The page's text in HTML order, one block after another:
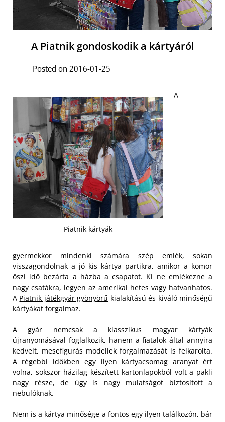
A Piatnik gondoskodik a kártyáról
Posted on 2016-01-25
Piatnik kártyák
A
gyermekkor mindenki számára szép emlék, sokan
visszagondolnak a jó kis kártya partikra, amikor a komor
őszi idő bezárta a házba a csapatot. Ki ne emlékezne a
nagy csatákra, legyen az amerikai hetes vagy hatvanhatos.
A Piatnik játékgyár gyönyörű kialakítású és kiváló minőségű
kártyákat forgalmaz.
A gyár nemcsak a klasszikus magyar kártyák
újranyomásával foglalkozik, hanem a fiatalok által annyira
kedvelt, mesefigurás modellek forgalmazását is felkarolta.
A régebbi időkben egy ilyen kártyacsomag aranyat ért
volna, sokszor házilag készített kartonlapokból volt a pakli
nagy része, de úgy is nagy mulatságot biztosított a
nebulóknak.
Nem is a kártya minősége a fontos egy ilyen találkozón, bár